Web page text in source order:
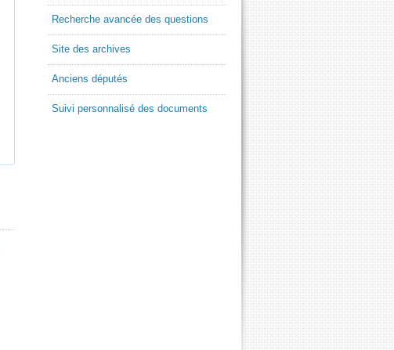
Recherche avancée des questions
Site des archives
Anciens députés
Suivi personnalisé des documents